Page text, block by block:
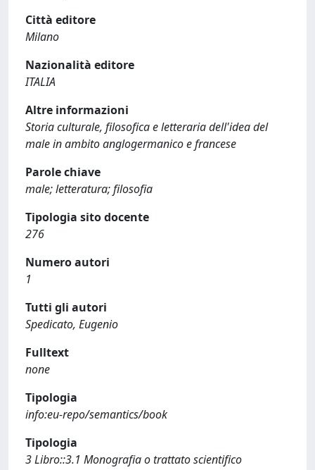
Città editore
Milano
Nazionalità editore
ITALIA
Altre informazioni
Storia culturale, filosofica e letteraria dell'idea del
male in ambito anglogermanico e francese
Parole chiave
male; letteratura; filosofia
Tipologia sito docente
276
Numero autori
1
Tutti gli autori
Spedicato, Eugenio
Fulltext
none
Tipologia
info:eu-repo/semantics/book
Tipologia
3 Libro::3.1 Monografia o trattato scientifico